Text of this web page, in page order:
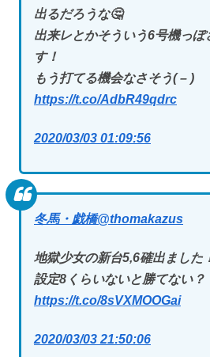
出るだろうな🤔
出来レとかそういう6号機っ
す！
もう打てる機会なさそう( – )
https://t.co/AdbR49qdrc
2020/03/03 01:09:56
冬馬・戯橋@thomakazus
地獄少女の新台5,6確出ました
設定8くらいないと勝てない？
https://t.co/8sVXMOOGai
2020/03/03 21:50:06